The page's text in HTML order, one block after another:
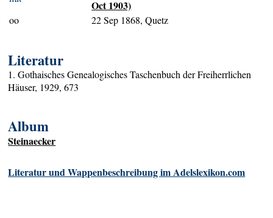
Oct 1903)
oo 22 Sep 1868, Quetz
Literatur
1. Gothaisches Genealogisches Taschenbuch der Freiherrlichen
Häuser, 1929, 673
Album
Steinaecker
Literatur und Wappenbeschreibung im Adelslexikon.com